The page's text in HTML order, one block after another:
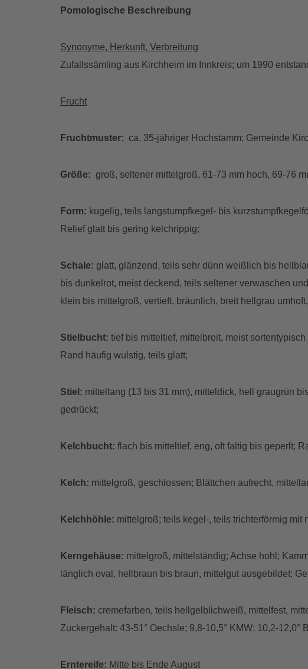
Pomologische Beschreibung
Synonyme, Herkunft, Verbreitung
Zufallssämling aus Kirchheim im Innkreis; um 1990
Frucht
Fruchtmuster: ca. 35-jähriger Hochstamm; Gemeinde
Größe: groß, seltener mittelgroß, 61-73 mm hoch, 69-76
Form: kugelig, teils langstumpfkegel- bis
Relief glatt bis gering kelchrippig;
Schale: glatt, glänzend, teils sehr dünn weißlich bis
bis dunkelrot, meist deckend, teils seltener verwaschen
klein bis mittelgroß, vertieft, bräunlich, breit hellgrau
Stielbucht: tief bis mitteltief, mittelbreit, meist
Rand häufig wulstig, teils glatt;
Stiel: mittellang (13 bis 31 mm), mitteldick, hell graugrün
gedrückt;
Kelchbucht: flach bis mitteltief, eng, oft faltig bis geperlt;
Kelch: mittelgroß, geschlossen; Blättchen aufrecht,
Kelchhöhle: mittelgroß; teils kegel-, teils trichterförmig mit
Kerngehäuse: mittelgroß, mittelständig; Achse hohl;
länglich oval, hellbraun bis braun, mittelgut ausgebildet;
Fleisch: cremefarben, teils hellgelblichweiß, mittelfest,
Zuckergehalt: 43-51° Oechsle; 9,8-10,5° KMW; 10,2-12,0°
Erntereife: Mitte bis Ende August